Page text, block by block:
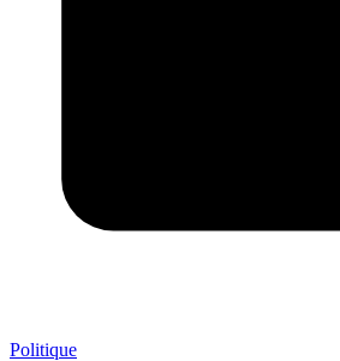
Politique